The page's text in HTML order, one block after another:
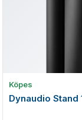
Köpes
Dynaudio Stand